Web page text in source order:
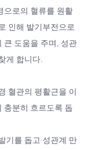
으로의 혈류를 원활
인해 발기부전으로
큰 도움을 주며, 성관
게 합니다.
혈관의 평활근을 이
충분히 흐르도록 돕
기를 돕고 성관계 만